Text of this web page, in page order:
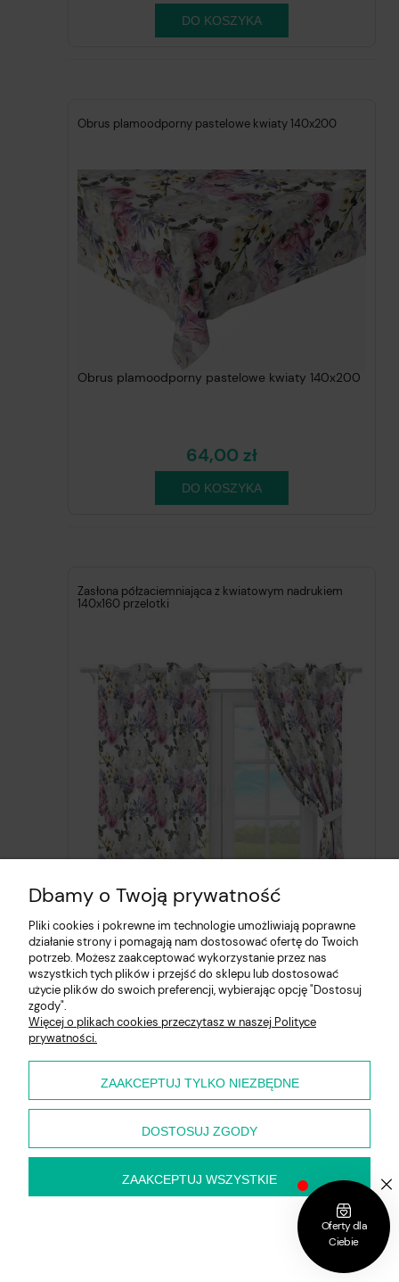
DO KOSZYKA
Obrus plamoodporny pastelowe kwiaty 140x200
Obrus plamoodporny pastelowe kwiaty 140x200
64,00 zł
DO KOSZYKA
Zasłona półzaciemniająca z kwiatowym nadrukiem
140x160 przelotki
Zasłona półzaciemniająca z kwiatowym
nadrukiem 140x160 przelotki
Bieżnik z motywem kwitowym 40x140
Dbamy o Twoją prywatność
Pliki cookies i pokrewne im technologie umożliwiają poprawne
działanie strony i pomagają nam dostosować ofertę do Twoich
potrzeb. Możesz zaakceptować wykorzystanie przez nas
wszystkich tych plików i przejść do sklepu lub dostosować
użycie plików do swoich preferencji, wybierając opcję "Dostosuj
zgody".
Więcej o plikach cookies przeczytasz w naszej Polityce
prywatności.
ZAAKCEPTUJ TYLKO NIEZBĘDNE
DOSTOSUJ ZGODY
ZAAKCEPTUJ WSZYSTKIE